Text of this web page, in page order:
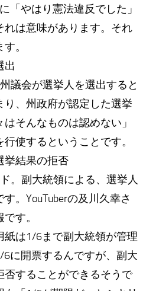
「やはり憲法違反でした」
れは意味があります。それ
。
出
議会が選挙人を選出すると
り、州政府が認定した選挙
そんなものは認めない」
使するということです。
結果の拒否
。副大統領による、選挙人
。YouTuberの及川久幸さ
す。
紙は1/6まで副大統領が管理
6に開票するんですが、副大
否することができるそうで